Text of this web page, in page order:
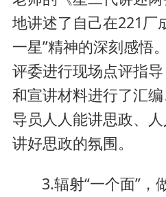
地讲述了自己在221厂
一星”精神的深刻感悟
评委进行现场点评指
和宣讲材料进行了汇
导员人人能讲思政、
讲好思政的氛围。
3.辐射“一个面”，